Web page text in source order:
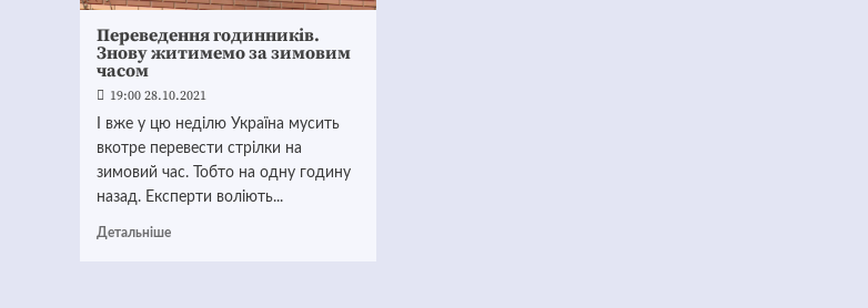
Переведення годинників.
Знову житимемо за зимовим
часом
19:00 28.10.2021
І вже у цю неділю Україна мусить
вкотре перевести стрілки на
зимовий час. Тобто на одну годину
назад. Експерти воліють...
Детальніше